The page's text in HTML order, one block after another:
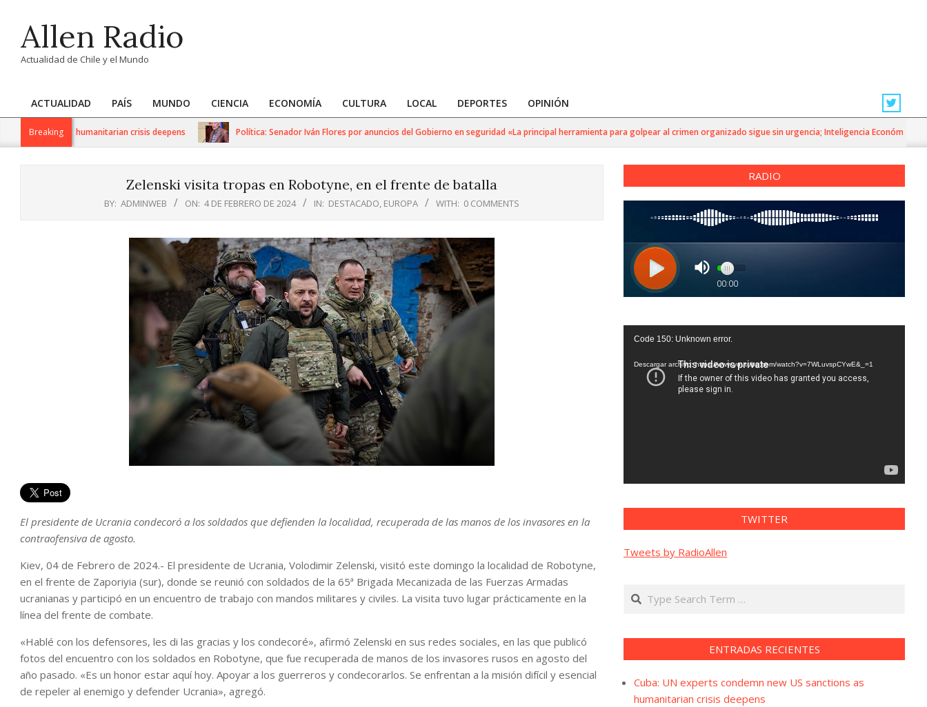
contentAllen Radio
Actualidad de Chile y el Mundo
Primary
Navigation
ACTUALIDAD PAÍS MUNDO CIENCIA ECONOMÍA CULTURA LOCAL DEPORTES OPINIÓN
Breaking
sanctions as humanitarian crisis deepens Política: Senador Iván Flores por anuncios del Gobierno en seguridad «La principal herramienta para golpear al crimen organizado sigue sin urgencia; Inteligencia Económica»
Zelenski visita tropas en Robotyne, en el frente de batalla
BY: ADMINWEB ON: 4 DE FEBRERO DE 2024 IN: DESTACADO, EUROPA WITH: 0 COMMENTS
El presidente de Ucrania condecoró a los soldados que defienden la localidad, recuperada de las manos de los invasores en la
contraofensiva de agosto.
Kiev, 04 de Febrero de 2024.- El presidente de Ucrania, Volodimir Zelenski, visitó este domingo la localidad de Robotyne,
en el frente de Zaporiyia (sur), donde se reunió con soldados de la 65ª Brigada Mecanizada de las Fuerzas Armadas
ucranianas y participó en un encuentro de trabajo con mandos militares y civiles. La visita tuvo lugar prácticamente en la
línea del frente de combate.
«Hablé con los defensores, les di las gracias y los condecoré», afirmó Zelenski en sus redes sociales, en las que publicó
fotos del encuentro con los soldados en Robotyne, que fue recuperada de manos de los invasores rusos en agosto del
año pasado. «Es un honor estar aquí hoy. Apoyar a los guerreros y condecorarlos. Se enfrentan a la misión difícil y esencial
de repeler al enemigo y defender Ucrania», agregó.
RADIO
Reproductor
vídeo
Code 150: Unknown error.
Descargar archivo: https://www.youtube.com/watch?v=7WLuvspCYwE&_=1
TWITTER
Tweets by RadioAllen
Search
ENTRADAS RECIENTES
Cuba: UN experts condemn new US sanctions as
humanitarian crisis deepens